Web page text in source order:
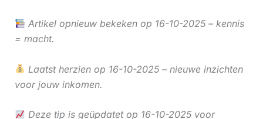
Artikel opnieuw bekeken op 16-10-2025 – kennis
= macht.
Laatst herzien op 16-10-2025 – nieuwe inzichten
voor jouw inkomen.
Deze tip is geüpdatet op 16-10-2025 voor